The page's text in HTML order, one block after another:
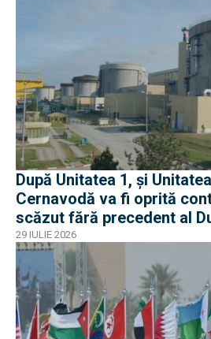
După Unitatea 1, și
Cernavodă va fi oprită
scăzut fără precedent al
29 IULIE 2026